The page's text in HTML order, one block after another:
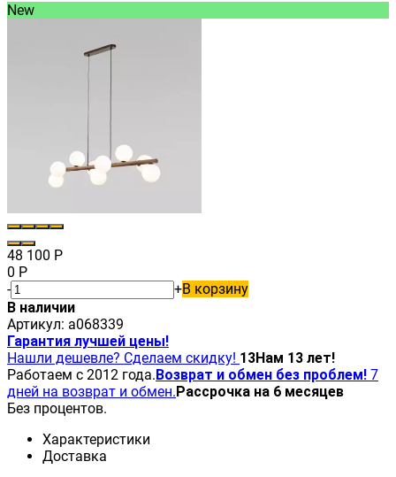
New
48 100 Р
0 Р
-
+В корзину
В наличии
Артикул: a068339
Гарантия лучшей цены!
Нашли дешевле? Сделаем скидку! 13Нам 13 лет!
Работаем с 2012 года.Возврат и обмен без проблем! 7
дней на возврат и обмен.Рассрочка на 6 месяцев
Без процентов.
Характеристики
Доставка